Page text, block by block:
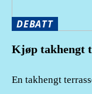
DEBATT
Kjøp takhengt
En takhengt